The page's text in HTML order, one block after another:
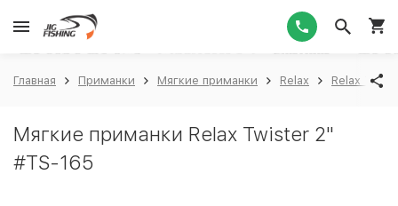
Главная Приманки Мягкие приманки Relax Relax
Мягкие приманки Relax Twister 2"
#TS-165